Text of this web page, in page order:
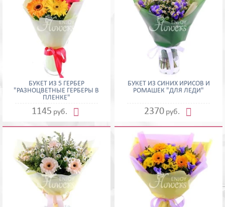
БУКЕТ ИЗ 5 ГЕРБЕР
"РАЗНОЦВЕТНЫЕ ГЕРБЕРЫ В
ПЛЕНКЕ"
1145 руб. 
БУКЕТ ИЗ СИНИХ ИРИСОВ И
РОМАШЕК "ДЛЯ ЛЕДИ"
2370 руб. 